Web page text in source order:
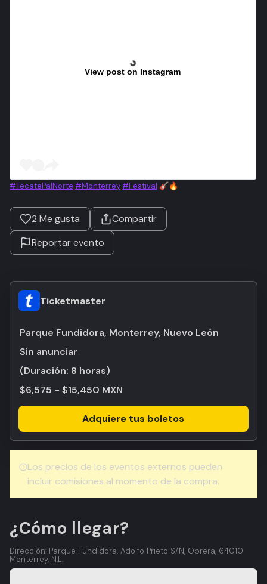
View post on Instagram
#TecatePalNorte #Monterrey #Festival 🎸🔥
2 Me gusta
Compartir
Reportar evento
Ticketmaster
Parque Fundidora, Monterrey, Nuevo León
Sin anunciar
(Duración: 8 horas)
$6,575 - $15,450 MXN
Adquiere tus boletos
Los precios de los eventos externos pueden
incluir comisiones al momento de la compra.
¿Cómo llegar?
Dirección: Parque Fundidora, Adolfo Prieto S/N, Obrera, 64010
Monterrey, N.L.